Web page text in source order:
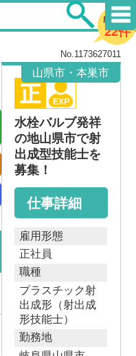
新着求人
22件
No.1173627011
山県市・本巣市
水栓バルブ発祥
の地山県市で射
出成型技能士を
募集！
仕事詳細
雇用形態
正社員
職種
プラスチック射
出成形（射出成
形技能士）
勤務地